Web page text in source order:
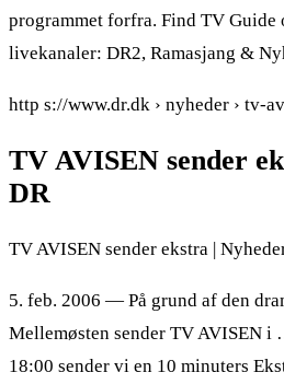
programmet forfra. Find TV Guide
livekanaler: DR2, Ramasjang &
http s://www.dr.dk › nyheder › tv-
TV AVISEN sender
DR
TV AVISEN sender ekstra |
5. feb. 2006 — På grund af den
Mellemøsten sender TV AVISEN
18:00 sender vi en 10 minuters